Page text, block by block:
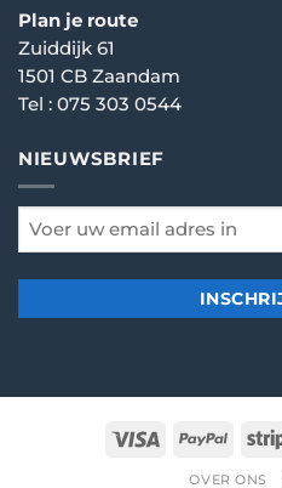
Plan je route
Zuiddijk 61
1501 CB Zaandam
Tel : 075 303 0544
NIEUWSBRIEF
email
*
Visa PayPal
OVER ONS